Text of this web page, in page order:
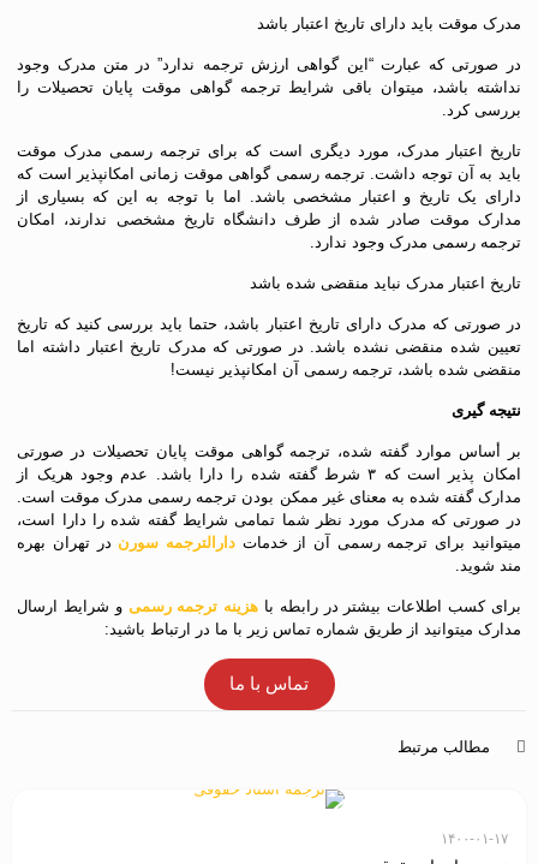
مدرک موقت باید دارای تاریخ اعتبار باشد
در صورتی که عبارت “این گواهی ارزش ترجمه ندارد” در متن مدرک وجود
نداشته باشد، میتوان باقی شرایط ترجمه گواهی موقت پایان تحصیلات را
بررسی کرد.
تاریخ اعتبار مدرک، مورد دیگری است که برای ترجمه رسمی مدرک موقت
باید به آن توجه داشت. ترجمه رسمی گواهی موقت زمانی امکانپذیر است که
دارای یک تاریخ و اعتبار مشخصی باشد. اما با توجه به این که بسیاری از
مدارک موقت صادر شده از طرف دانشگاه تاریخ مشخصی ندارند، امکان
ترجمه رسمی مدرک وجود ندارد.
تاریخ اعتبار مدرک نباید منقضی شده باشد
در صورتی که مدرک دارای تاریخ اعتبار باشد، حتما باید بررسی کنید که تاریخ
تعیین شده منقضی نشده باشد. در صورتی که مدرک تاریخ اعتبار داشته اما
منقضی شده باشد، ترجمه رسمی آن امکانپذیر نیست!
نتیجه گیری
بر أساس موارد گفته شده، ترجمه گواهی موقت پایان تحصیلات در صورتی
امکان پذیر است که ۳ شرط گفته شده را دارا باشد. عدم وجود هریک از
مدارک گفته شده به معنای غیر ممکن بودن ترجمه رسمی مدرک موقت است.
در صورتی که مدرک مورد نظر شما تمامی شرایط گفته شده را دارا است،
میتوانید برای ترجمه رسمی آن از خدمات دارالترجمه سورن در تهران بهره
مند شوید.
برای کسب اطلاعات بیشتر در رابطه با هزینه ترجمه رسمی و شرایط ارسال
مدارک میتوانید از طریق شماره تماس زیر با ما در ارتباط باشید:
تماس با ما
مطالب مرتبط
۱۴۰۰-۰۱-۱۷